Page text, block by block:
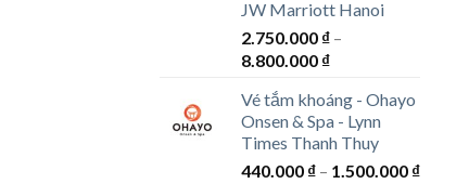
đến
5.148.000 ₫
JW Marriott Hanoi
2.750.000 ₫ –
8.800.000 ₫Khoảng
từ
2.750.000 ₫
đến
8.800.000 ₫
Vé tắm khoáng - Ohayo
Onsen & Spa - Lynn
Times Thanh Thuy
440.000 ₫ – 1.500.000 ₫Khoảng